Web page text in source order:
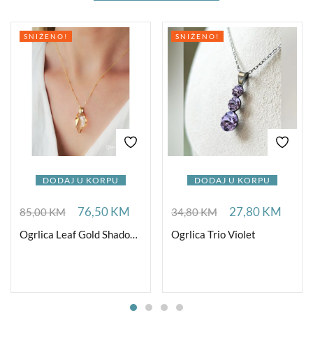
DODAJ U KORPU
SNIŽENO!
85,00KM 76,50KM
Ogrlica Leaf Gold Shadow Ag
DODAJ U KORPU
SNIŽENO!
34,80KM 27,80KM
Ogrlica Trio Violet